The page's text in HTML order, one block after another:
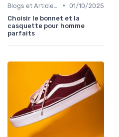
• 01/10/2025
Choisir le bonnet et la
casquette pour homme
parfaits